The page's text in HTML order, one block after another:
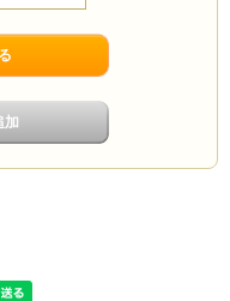
ギャラリー
館